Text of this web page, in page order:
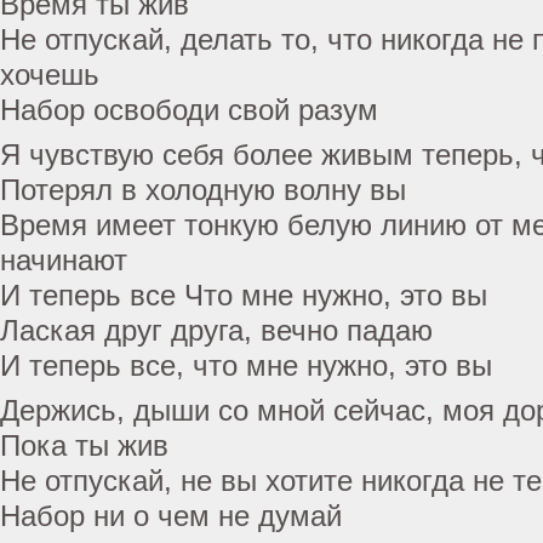
Не отпускай, делать то, что никогда не
хочешь
Набор освободи свой разум
Я чувствую себя более живым теперь,
Потерял в холодную волну вы
Время имеет тонкую белую линию от
начинают
И теперь все Что мне нужно, это вы
Лаская друг друга, вечно падаю
И теперь все, что мне нужно, это вы
Держись, дыши со мной сейчас, моя
Пока ты жив
Не отпускай, не вы хотите никогда не
Набор ни о чем не думай